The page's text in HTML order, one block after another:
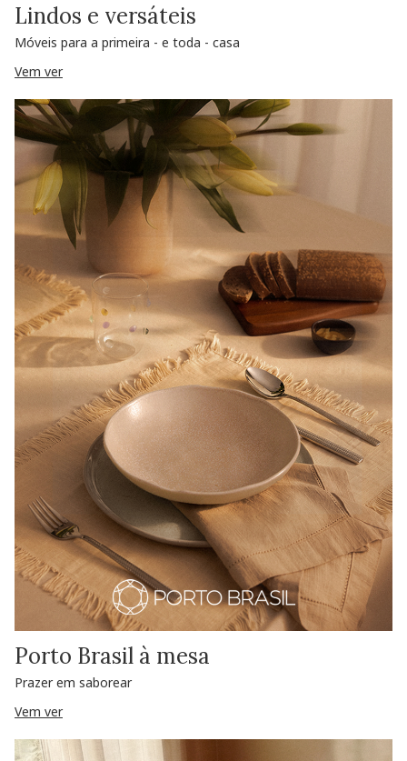
Lindos e versáteis
Móveis para a primeira - e toda - casa
Vem ver
Porto Brasil à mesa
Prazer em saborear
Vem ver